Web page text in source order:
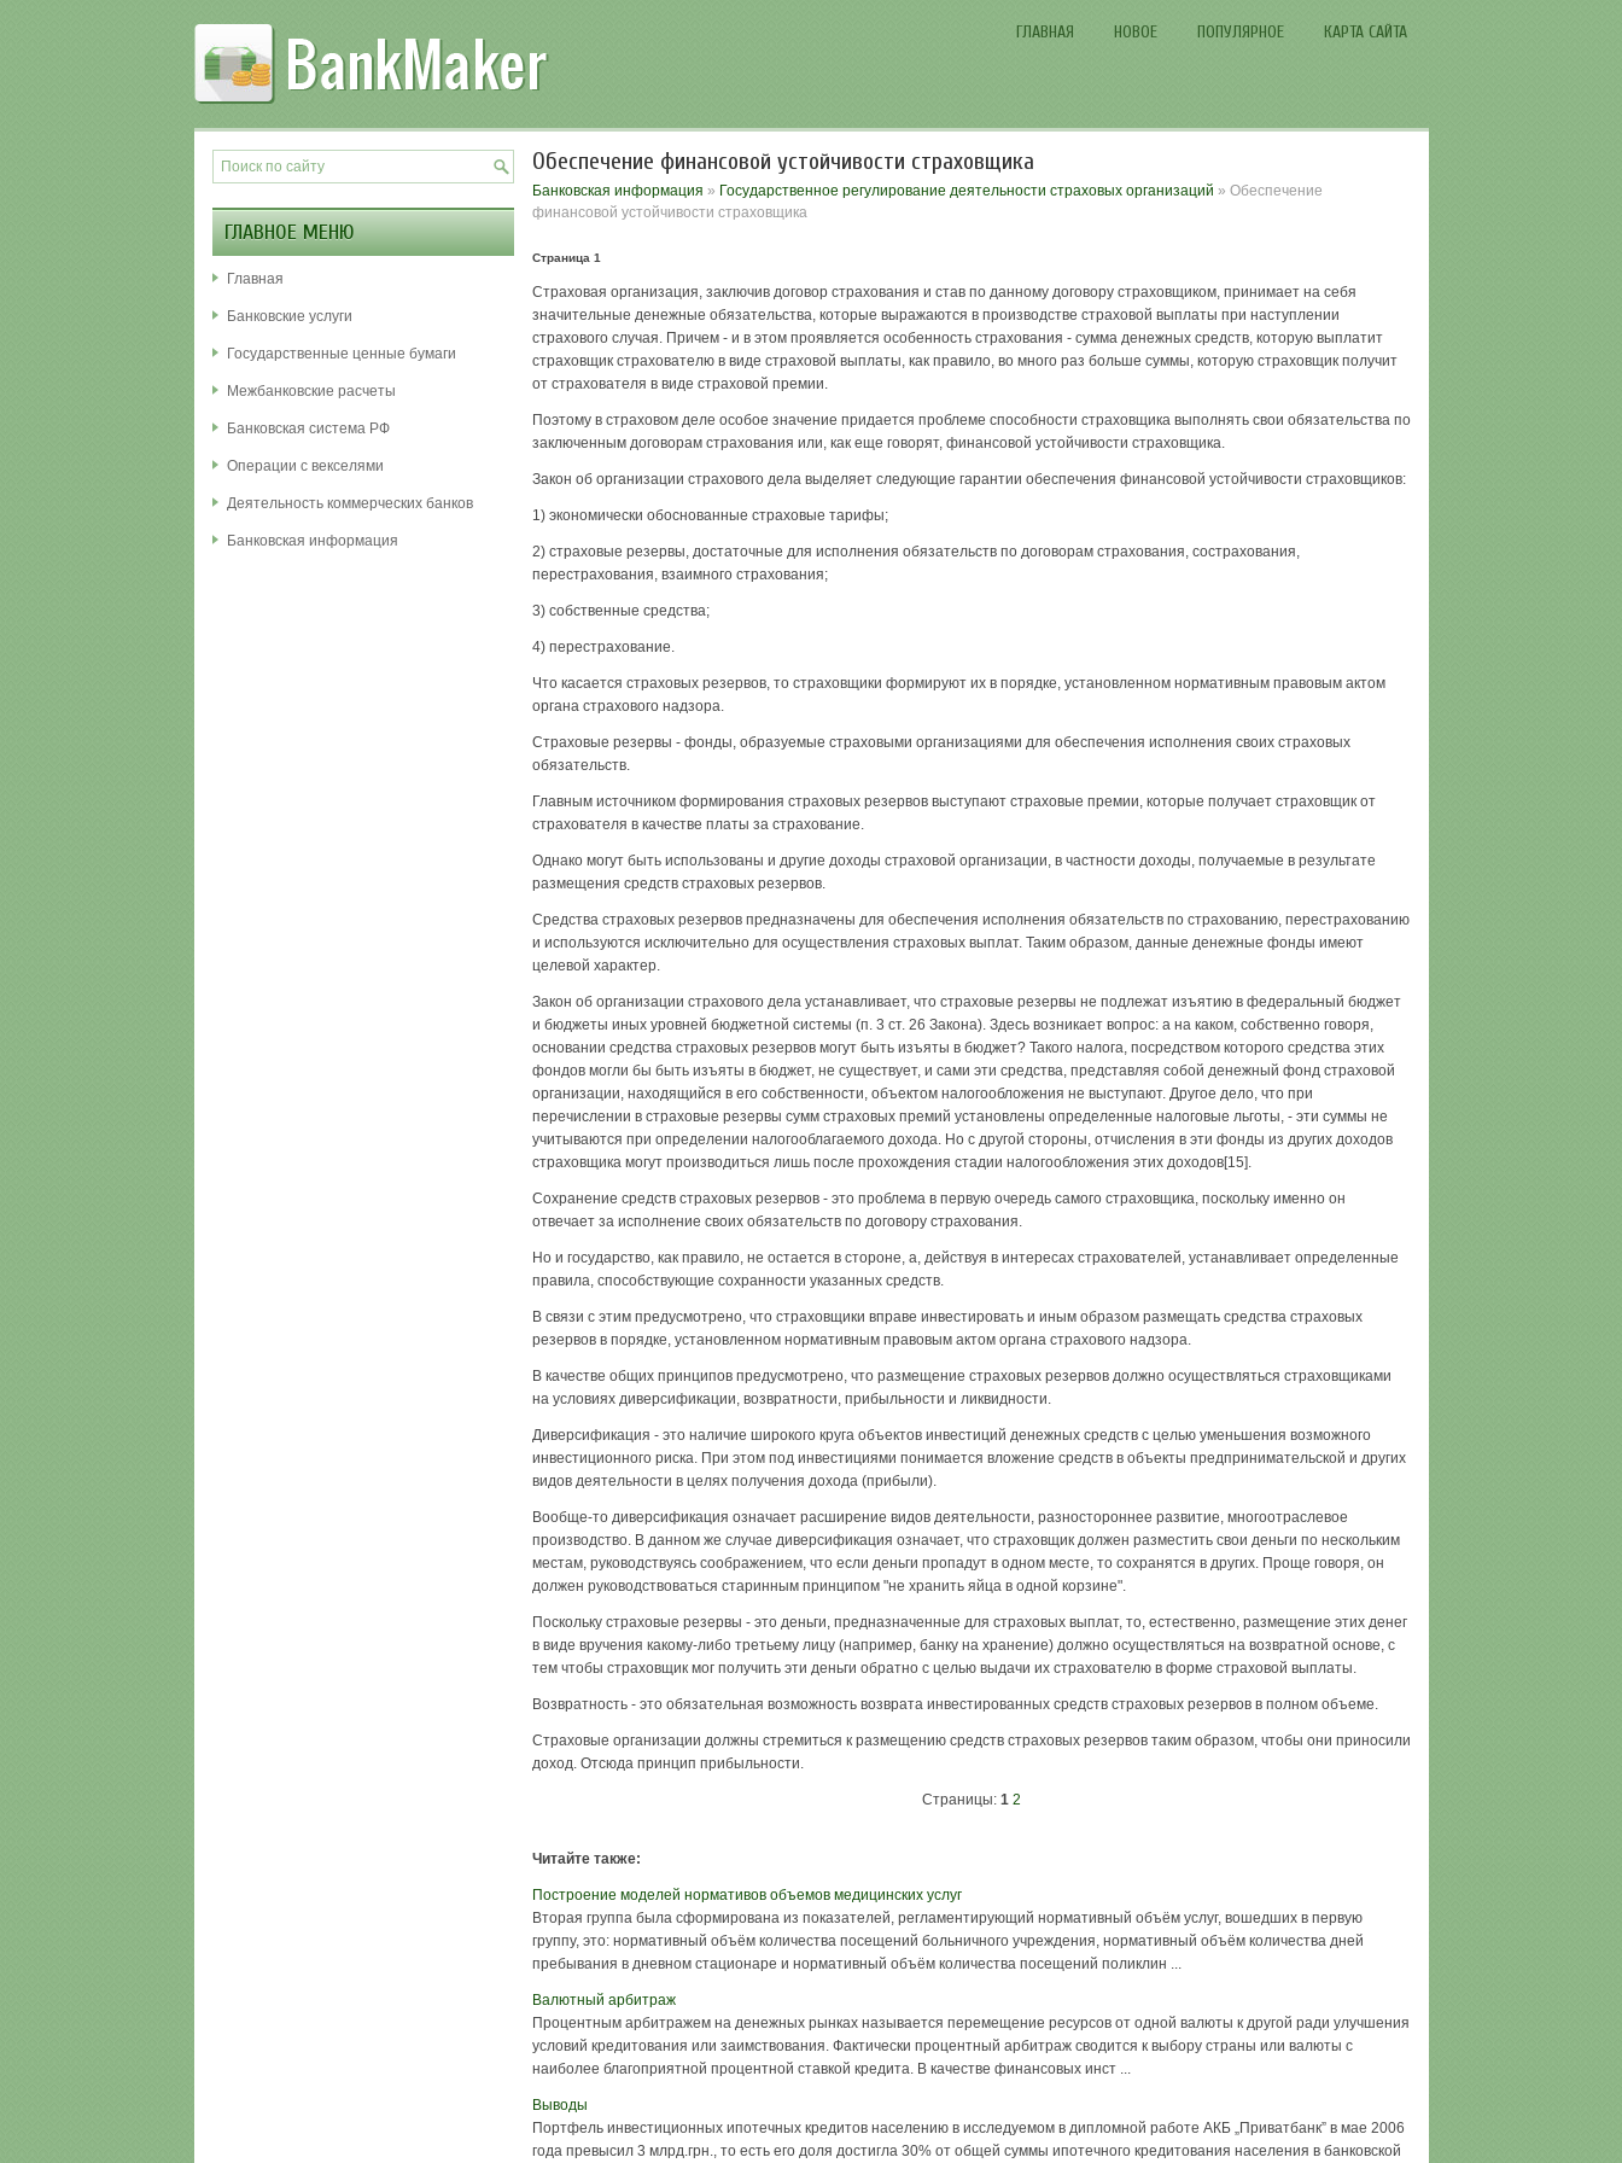
ГЛАВНАЯ НОВОЕ ПОПУЛЯРНОЕ КАРТА САЙТА
Обеспечение финансовой устойчивости страховщика
Банковская информация » Государственное регулирование деятельности страховых организаций » Обеспечение
финансовой устойчивости страховщика
Страница 1
Страховая организация, заключив договор страхования и став по данному договору страховщиком, принимает на себя
значительные денежные обязательства, которые выражаются в производстве страховой выплаты при наступлении
страхового случая. Причем - и в этом проявляется особенность страхования - сумма денежных средств, которую выплатит
страховщик страхователю в виде страховой выплаты, как правило, во много раз больше суммы, которую страховщик получит
от страхователя в виде страховой премии.
Поэтому в страховом деле особое значение придается проблеме способности страховщика выполнять свои обязательства по
заключенным договорам страхования или, как еще говорят, финансовой устойчивости страховщика.
Закон об организации страхового дела выделяет следующие гарантии обеспечения финансовой устойчивости страховщиков:
1) экономически обоснованные страховые тарифы;
2) страховые резервы, достаточные для исполнения обязательств по договорам страхования, сострахования,
перестрахования, взаимного страхования;
3) собственные средства;
4) перестрахование.
Что касается страховых резервов, то страховщики формируют их в порядке, установленном нормативным правовым актом
органа страхового надзора.
Страховые резервы - фонды, образуемые страховыми организациями для обеспечения исполнения своих страховых
обязательств.
Главным источником формирования страховых резервов выступают страховые премии, которые получает страховщик от
страхователя в качестве платы за страхование.
Однако могут быть использованы и другие доходы страховой организации, в частности доходы, получаемые в результате
размещения средств страховых резервов.
Средства страховых резервов предназначены для обеспечения исполнения обязательств по страхованию, перестрахованию
и используются исключительно для осуществления страховых выплат. Таким образом, данные денежные фонды имеют
целевой характер.
Закон об организации страхового дела устанавливает, что страховые резервы не подлежат изъятию в федеральный бюджет
и бюджеты иных уровней бюджетной системы (п. 3 ст. 26 Закона). Здесь возникает вопрос: а на каком, собственно говоря,
основании средства страховых резервов могут быть изъяты в бюджет? Такого налога, посредством которого средства этих
фондов могли бы быть изъяты в бюджет, не существует, и сами эти средства, представляя собой денежный фонд страховой
организации, находящийся в его собственности, объектом налогообложения не выступают. Другое дело, что при
перечислении в страховые резервы сумм страховых премий установлены определенные налоговые льготы, - эти суммы не
учитываются при определении налогооблагаемого дохода. Но с другой стороны, отчисления в эти фонды из других доходов
страховщика могут производиться лишь после прохождения стадии налогообложения этих доходов[15].
Сохранение средств страховых резервов - это проблема в первую очередь самого страховщика, поскольку именно он
отвечает за исполнение своих обязательств по договору страхования.
Но и государство, как правило, не остается в стороне, а, действуя в интересах страхователей, устанавливает определенные
правила, способствующие сохранности указанных средств.
В связи с этим предусмотрено, что страховщики вправе инвестировать и иным образом размещать средства страховых
резервов в порядке, установленном нормативным правовым актом органа страхового надзора.
В качестве общих принципов предусмотрено, что размещение страховых резервов должно осуществляться страховщиками
на условиях диверсификации, возвратности, прибыльности и ликвидности.
Диверсификация - это наличие широкого круга объектов инвестиций денежных средств с целью уменьшения возможного
инвестиционного риска. При этом под инвестициями понимается вложение средств в объекты предпринимательской и других
видов деятельности в целях получения дохода (прибыли).
Вообще-то диверсификация означает расширение видов деятельности, разностороннее развитие, многоотраслевое
производство. В данном же случае диверсификация означает, что страховщик должен разместить свои деньги по нескольким
местам, руководствуясь соображением, что если деньги пропадут в одном месте, то сохранятся в других. Проще говоря, он
должен руководствоваться старинным принципом "не хранить яйца в одной корзине".
Поскольку страховые резервы - это деньги, предназначенные для страховых выплат, то, естественно, размещение этих денег
в виде вручения какому-либо третьему лицу (например, банку на хранение) должно осуществляться на возвратной основе, с
тем чтобы страховщик мог получить эти деньги обратно с целью выдачи их страхователю в форме страховой выплаты.
Возвратность - это обязательная возможность возврата инвестированных средств страховых резервов в полном объеме.
Страховые организации должны стремиться к размещению средств страховых резервов таким образом, чтобы они приносили
доход. Отсюда принцип прибыльности.
Страницы: 1 2
Читайте также:
Построение моделей нормативов объемов медицинских услуг
Вторая группа была сформирована из показателей, регламентирующий нормативный объём услуг, вошедших в первую
группу, это: нормативный объём количества посещений больничного учреждения, нормативный объём количества дней
пребывания в дневном стационаре и нормативный объём количества посещений поликлин ...
Валютный арбитраж
Процентным арбитражем на денежных рынках называется перемещение ресурсов от одной валюты к другой ради улучшения
условий кредитования или заимствования. Фактически процентный арбитраж сводится к выбору страны или валюты с
наиболее благоприятной процентной ставкой кредита. В качестве финансовых инст ...
Выводы
Портфель инвестиционных ипотечных кредитов населению в исследуемом в дипломной работе АКБ „Приватбанк” в мае 2006
года превысил 3 млрд.грн., то есть его доля достигла 30% от общей суммы ипотечного кредитования населения в банковской
ГЛАВНОЕ МЕНЮ
Главная
Банковские услуги
Государственные ценные бумаги
Межбанковские расчеты
Банковская система РФ
Операции с векселями
Деятельность коммерческих банков
Банковская информация